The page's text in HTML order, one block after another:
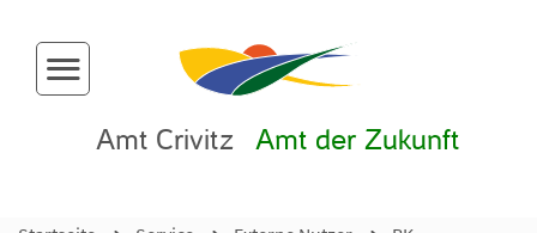
Menü-Button
Amt Crivitz Amt der Zukunft